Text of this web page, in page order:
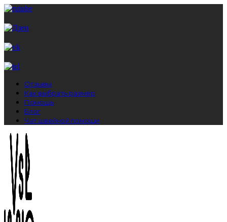
Отзывы
Как выбрать размер
Помощь
Блог
Чат швейной помощи